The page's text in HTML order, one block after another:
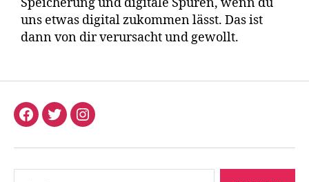
uns etwas digital zukommen lässt. Das ist
dann von dir verursacht und gewollt.
CriticalCriticalCritical